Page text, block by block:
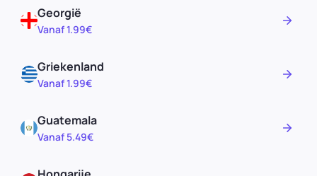
Georgië
Vanaf 1.99€
Griekenland
Vanaf 1.99€
Guatemala
Vanaf 5.49€